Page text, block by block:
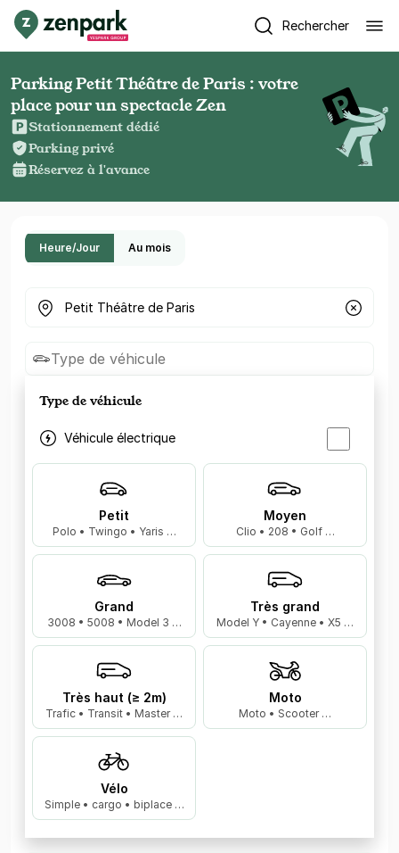
Rechercher
Parking Petit Théâtre de Paris : votre
place pour un spectacle Zen
Stationnement dédié
Parking privé
Réservez à l'avance
Heure/Jour Au mois
Où cherchez-vous un parking ?
Type de véhicule
Type de véhicule
Véhicule électrique
Petit
Polo • Twingo • Yaris …
Moyen
Clio • 208 • Golf …
Grand
3008 • 5008 • Model 3 …
Très grand
Model Y • Cayenne • X5 …
Très haut (≥ 2m)
Trafic • Transit • Master …
Moto
Moto • Scooter …
Vélo
Simple • cargo • biplace …